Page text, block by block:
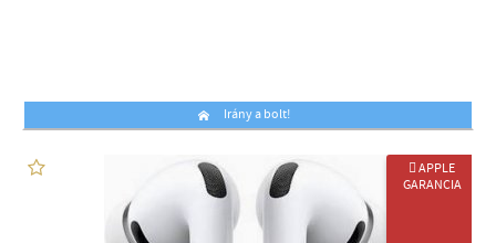
Irány a bolt!
 APPLE
GARANCIA